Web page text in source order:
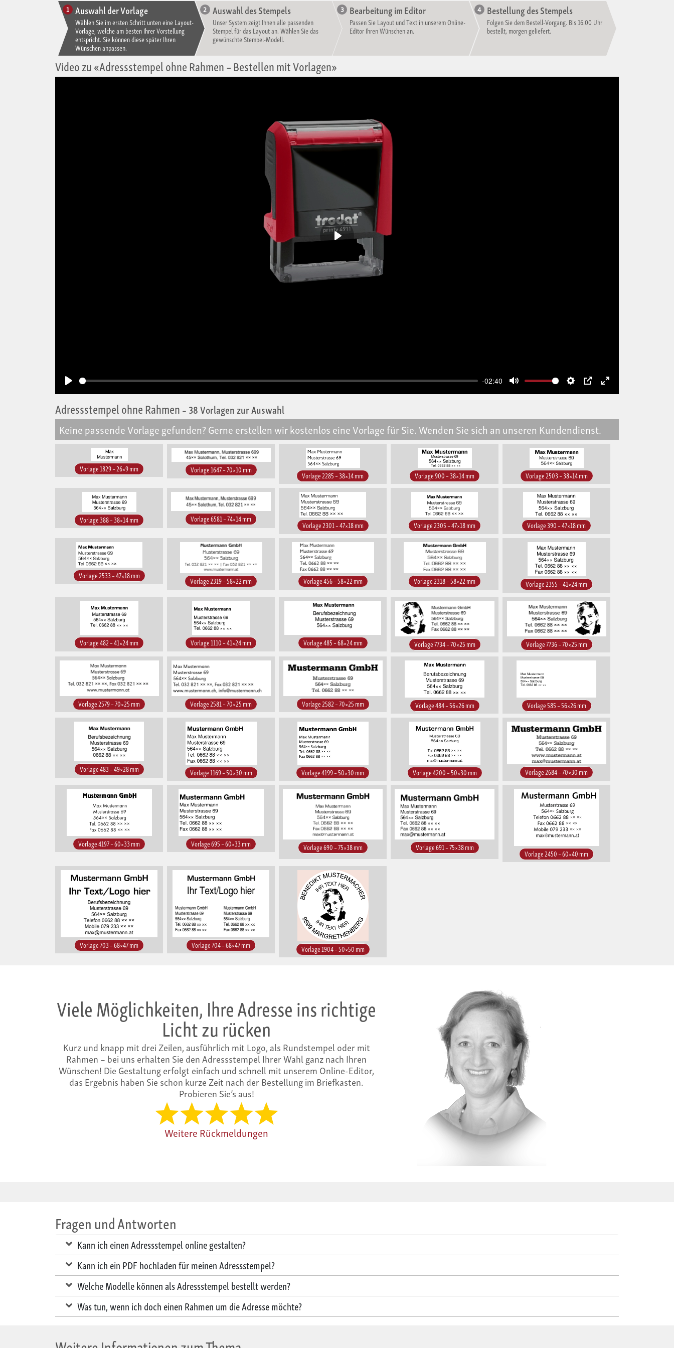
Auswahl der Vorlage
Wählen Sie im ersten Schritt unten eine Layout-
Vorlage, welche am besten Ihrer Vorstellung
entspricht. Sie können diese später Ihren
Wünschen anpassen.
Auswahl des Stempels
Unser System zeigt Ihnen alle passenden
Stempel für das Layout an. Wählen Sie das
gewünschte Stempel-Modell.
Bearbeitung im Editor
Passen Sie Layout und Text in unserem Online-
Editor Ihren Wünschen an.
Bestellung des Stempels
Folgen Sie dem Bestell-Vorgang. Bis 16.00 Uhr
bestellt, morgen geliefert.
Video zu «Adressstempel ohne Rahmen – Bestellen mit Vorlagen»
-02:40
Adressstempel ohne Rahmen– 38 Vorlagen zur Auswahl
Keine passende Vorlage gefunden? Gerne erstellen wir kostenlos eine Vorlage für Sie. Wenden Sie sich an unseren Kundendienst.
Vorlage 1829 – 26×9 mm Vorlage 1647 – 70×10 mm
Vorlage 2285 – 38×14 mm Vorlage 900 – 38×14 mm Vorlage 2503 – 38×14 mm
Vorlage 388 – 38×14 mm Vorlage 6581 – 74×14 mm
Vorlage 2301 – 47×18 mm Vorlage 2305 – 47×18 mm Vorlage 390 – 47×18 mm
Vorlage 2533 – 47×18 mm Vorlage 2319 – 58×22 mm Vorlage 456 – 58×22 mm Vorlage 2318 – 58×22 mm Vorlage 2355 – 41×24 mm
Vorlage 482 – 41×24 mm Vorlage 1110 – 41×24 mm Vorlage 485 – 68×24 mm Vorlage 7734 – 70×25 mm Vorlage 7736 – 70×25 mm
Vorlage 2579 – 70×25 mm Vorlage 2581 – 70×25 mm Vorlage 2582 – 70×25 mm Vorlage 484 – 56×26 mm Vorlage 585 – 56×26 mm
Vorlage 483 – 49×28 mm Vorlage 1169 – 50×30 mm Vorlage 4199 – 50×30 mm Vorlage 4200 – 50×30 mm Vorlage 2684 – 70×30 mm
Vorlage 4197 – 60×33 mm Vorlage 695 – 60×33 mm Vorlage 690 – 75×38 mm Vorlage 691 – 75×38 mm
Vorlage 2450 – 60×40 mm
Vorlage 703 – 68×47 mm Vorlage 704 – 68×47 mm Vorlage 1904 – 50×50 mm
Viele Möglichkeiten, Ihre Adresse ins richtige
Licht zu rücken
Kurz und knapp mit drei Zeilen, ausführlich mit Logo, als Rundstempel oder mit
Rahmen – bei uns erhalten Sie den Adressstempel Ihrer Wahl ganz nach Ihren
Wünschen! Die Gestaltung erfolgt einfach und schnell mit unserem Online-Editor,
das Ergebnis haben Sie schon kurze Zeit nach der Bestellung im Briefkasten.
Probieren Sie’s aus!
Weitere Rückmeldungen
Fragen und Antworten
Kann ich einen Adressstempel online gestalten?
Kann ich ein PDF hochladen für meinen Adressstempel?
Welche Modelle können als Adressstempel bestellt werden?
Was tun, wenn ich doch einen Rahmen um die Adresse möchte?